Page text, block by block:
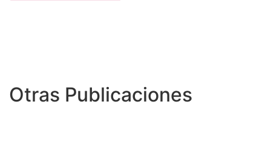
Otras Publicaciones